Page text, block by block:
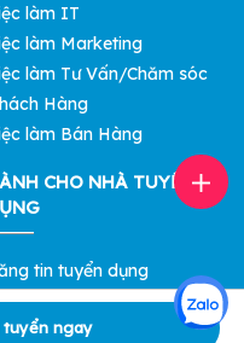
tuyển ngay
làm IT
làm Marketing
làm Tư Vấn/Chăm sóc
Hàng
làm Bán Hàng
CHO NHÀ TUYỂN
tin tuyển dụng
ứng viên
giá Lọc Hồ Sơ